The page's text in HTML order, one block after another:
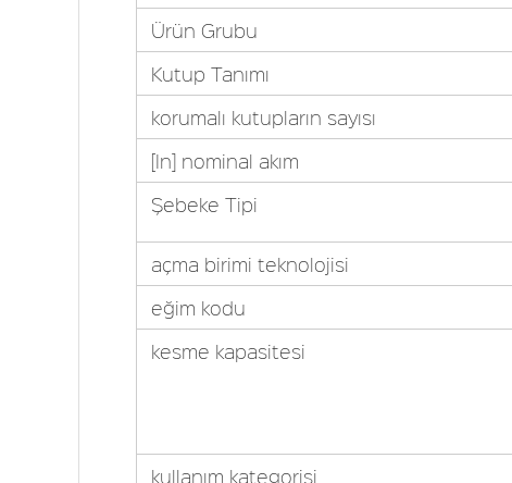
Ürün Grubu
Kutup Tanımı
korumalı kutupların sayısı
[In] nominal akım
Şebeke Tipi
açma birimi teknolojisi
eğim kodu
kesme kapasitesi
kullanım kategorisi